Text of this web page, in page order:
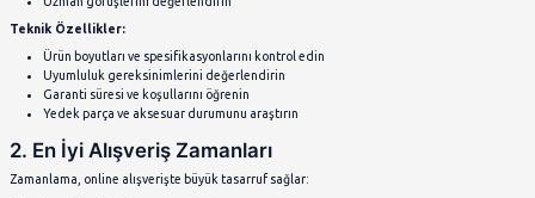
Her site için farklı şifreler tercih edin
En az 8 karakter, büyük-küçük harf, rakam ve sembol
Şifre yöneticisi uygulamaları kullanın
Güvenli Ödeme Yöntemleri:
Kredi kartı bilgilerinizi kaydetmekten kaçının
Sanal kart hizmetlerini tercih edin